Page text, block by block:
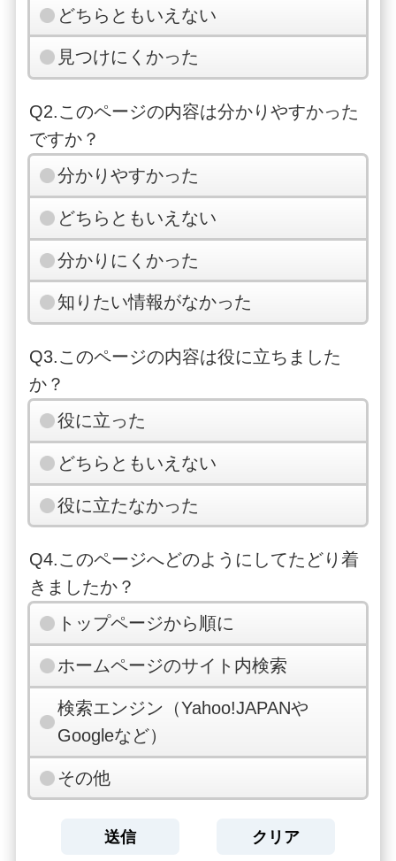
どちらともいえない
見つけにくかった
Q2.このページの内容は分かりやすかった
ですか？
分かりやすかった
どちらともいえない
分かりにくかった
知りたい情報がなかった
Q3.このページの内容は役に立ちました
か？
役に立った
どちらともいえない
役に立たなかった
Q4.このページへどのようにしてたどり着
きましたか？
トップページから順に
ホームページのサイト内検索
検索エンジン（Yahoo!JAPANや
Googleなど）
その他